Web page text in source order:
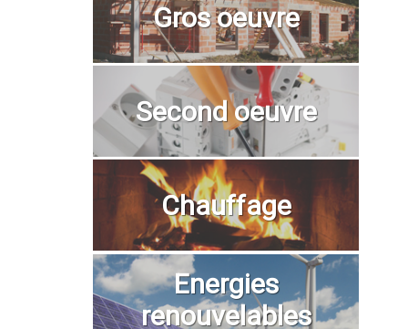
Gros oeuvre
Second oeuvre
Chauffage
Energies
renouvelables